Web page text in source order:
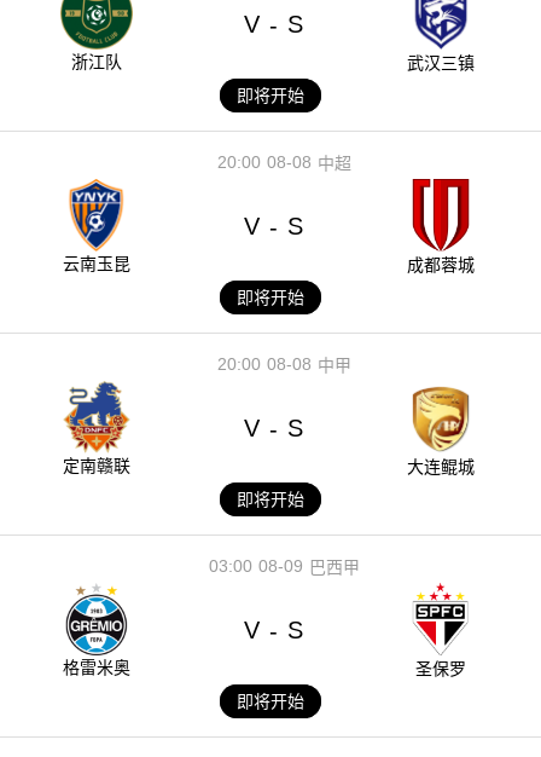
浙江队
V - S
武汉三镇
即将开始
08-08
20:00 中超
云南玉昆
V - S
成都蓉城
即将开始
08-08
20:00 中甲
定南赣联
V - S
大连鲲城
即将开始
08-09
03:00 巴西甲
格雷米奥
V - S
圣保罗
即将开始